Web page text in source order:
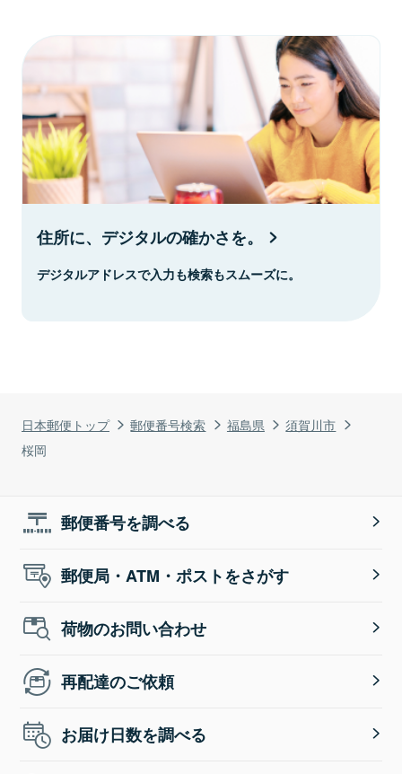
日本郵便トップ 郵便番号検索 福島県
須賀川市
桜岡
住所に、デジタルの確かさを。
デジタルアドレスで入力も検索もスムーズに。
郵便番号を調べる
郵便局・ATM・ポストをさがす
荷物のお問い合わせ
再配達のご依頼
お届け日数を調べる